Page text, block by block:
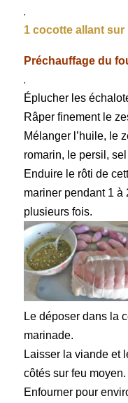
.
1 cocotte allant sur
Préchauffage du
.
Éplucher les
Râper finement le
Mélanger l’huile, le
romarin, le persil,
Enduire le rôti de
mariner pendant 1 à
plusieurs fois.
Le déposer dans la
marinade.
Laisser la viande et
côtés sur feu moyen.
Enfourner pour